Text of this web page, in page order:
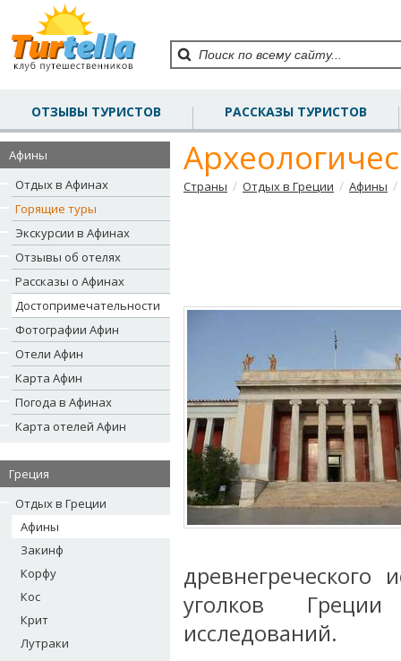
ОТЗЫВЫ ТУРИСТОВ РАССКАЗЫ ТУРИСТОВ
Афины
Отдых в Афинах
Горящие туры
Экскурсии в Афинах
Отзывы об отелях
Рассказы о Афинах
Достопримечательности
Фотографии Афин
Отели Афин
Карта Афин
Погода в Афинах
Карта отелей Афин
Греция
Отдых в Греции
Афины
Закинф
Корфу
Кос
Крит
Лутраки
Страны / Отдых в Греции / Афины /
древнегреческого
уголков
исследований.